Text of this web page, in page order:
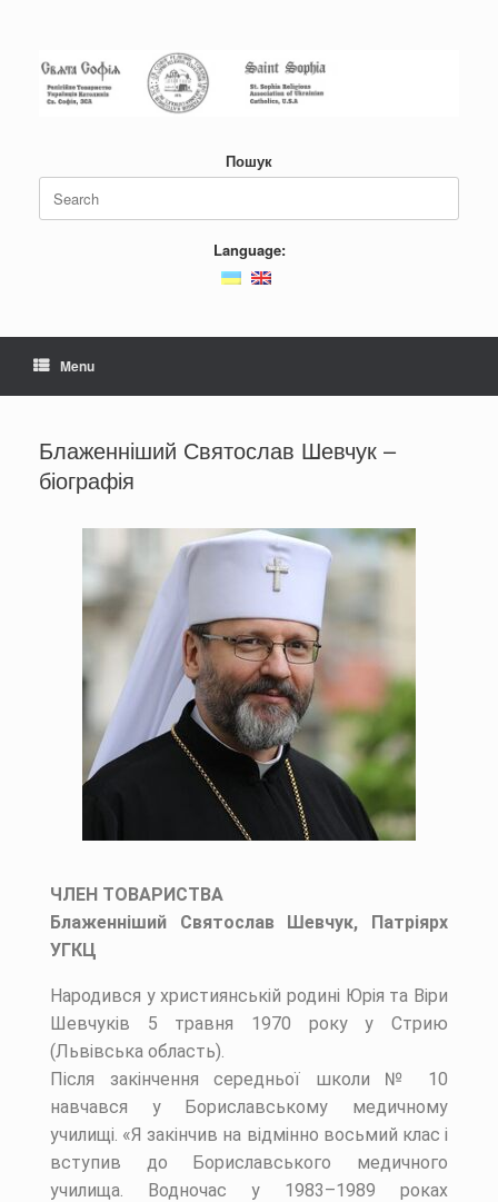
Пошук
Language:
Menu
Блаженніший Святослав Шевчук –
біографія
ЧЛЕН ТОВАРИСТВА
Блаженніший Святослав Шевчук, Патріярх
УГКЦ
Народився у християнській родині Юрія та Віри
Шевчуків 5 травня 1970 року у Стрию
(Львівська область).
Після закінчення середньої школи № 10
навчався у Бориславському медичному
училищі. «Я закінчив на відмінно восьмий клас і
вступив до Бориславського медичного
училища. Водночас у 1983–1989 роках